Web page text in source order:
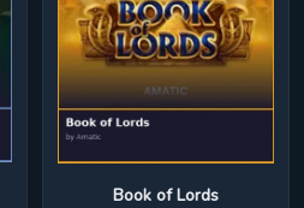
Book of Lords